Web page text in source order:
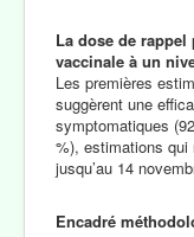
La dose de rappel
vaccinale à un
Les premières
suggèrent une
symptomatiques
%), estimations qui
jusqu’au 14
Encadré